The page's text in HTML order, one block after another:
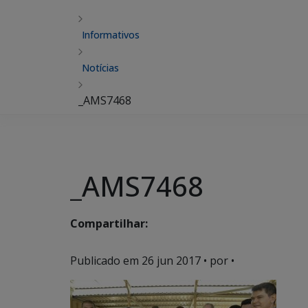
Informativos
Notícias
_AMS7468
_AMS7468
Compartilhar:
Publicado em 26 jun 2017 • por •